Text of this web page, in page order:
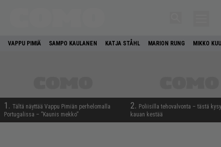
VAPPU PIMIÄ SAMPO KAULANEN KATJA STÅHL MARION RUNG MIKKO
1. Tältä näyttää Vappu Pimiän perhelomalla
Portugalissa – ”Kaunis mekko”
2. Poliisilla tehovalvonta – tästä
kauan kestää